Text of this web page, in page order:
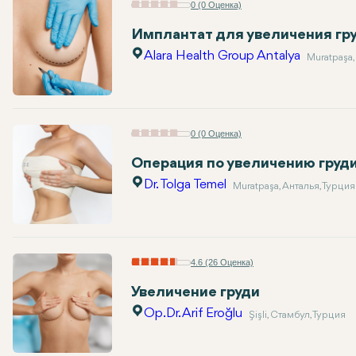
0 (0 Оценка)
Имплантат для увеличения
Alara Health Group Antalya
0 (0 Оценка)
Операция по увеличению
Dr. Tolga Temel Muratpaşa, Анталья, Турция
4.6 (26 Оценка)
Увеличение груди
Op.Dr. Arif Eroğlu Şişli, Стамбул, Турция